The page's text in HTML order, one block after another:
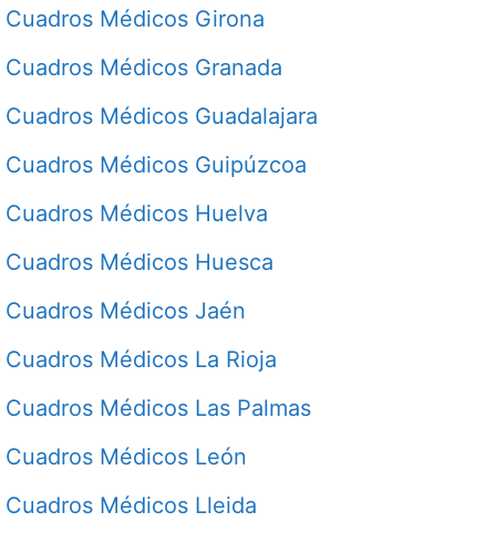
Cuadros Médicos Girona
Cuadros Médicos Granada
Cuadros Médicos Guadalajara
Cuadros Médicos Guipúzcoa
Cuadros Médicos Huelva
Cuadros Médicos Huesca
Cuadros Médicos Jaén
Cuadros Médicos La Rioja
Cuadros Médicos Las Palmas
Cuadros Médicos León
Cuadros Médicos Lleida